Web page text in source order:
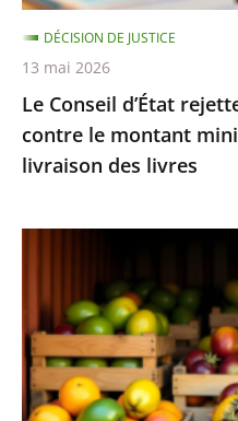
montant
minimal
des
frais
de
livraison
livres
Le Conseil d’État
contre le montant
livraison des livres
DÉCISION DE JUSTICE
13 mai 2026
légumes
provenant
de
pays